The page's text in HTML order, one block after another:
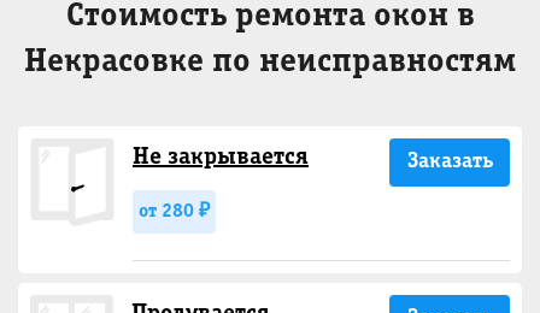
Стоимость ремонта окон в
Некрасовке по неисправностям
Не закрывается
от 280 ₽
Заказать